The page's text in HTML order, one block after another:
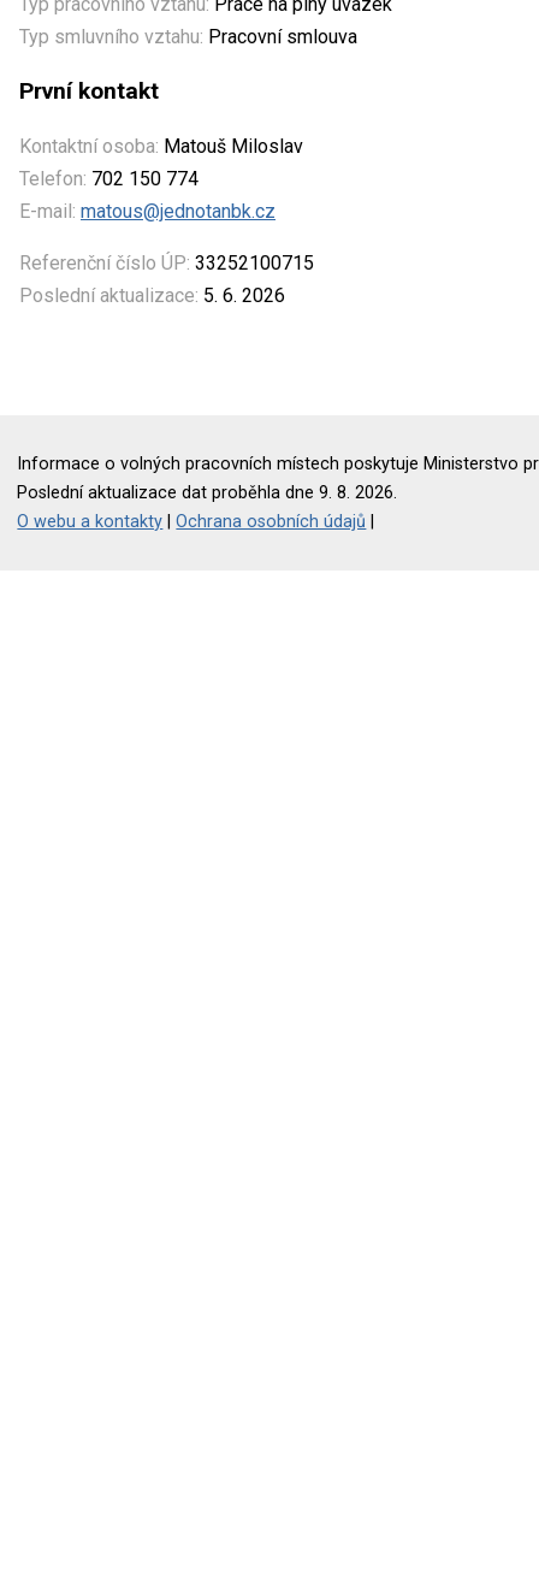
Typ smluvního vztahu: Pracovní smlouva
První kontakt
Kontaktní osoba: Matouš Miloslav
Telefon: 702 150 774
E-mail: matous@jednotanbk.cz
Referenční číslo ÚP: 33252100715
Poslední aktualizace: 5. 6. 2026
Informace o volných pracovních místech poskytuje Ministerstvo
Poslední aktualizace dat proběhla dne 9. 8. 2026.
O webu a kontakty |Ochrana osobních údajů